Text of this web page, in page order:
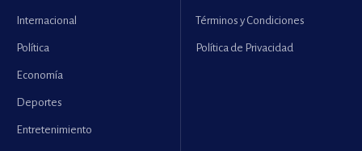
Internacional
Política
Economía
Deportes
Entretenimiento
Términos y Condiciones
Política de Privacidad